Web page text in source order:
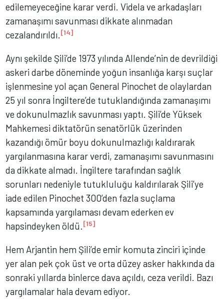
edilemeyeceğine karar verdi. Videla ve arkadaşları
zamanaşımı savunması dikkate alınmadan
cezalandırıldı.[14]
Aynı şekilde Şili’de 1973 yılında Allende’nin de devrildiği
askeri darbe döneminde yoğun insanlığa karşı suçlar
işlenmesine yol açan General Pinochet de olaylardan
25 yıl sonra İngiltere’de tutuklandığında zamanaşımı
ve dokunulmazlık savunması yaptı. Şili’de Yüksek
Mahkemesi diktatörün senatörlük üzerinden
kazandığı ömür boyu dokunulmazlığı kaldırarak
yargılanmasına karar verdi, zamanaşımı savunmasını
da dikkate almadı. İngiltere tarafından sağlık
sorunları nedeniyle tutukluluğu kaldırılarak Şili’ye
iade edilen Pinochet 300’den fazla suçlama
kapsamında yargılaması devam ederken ev
hapsindeyken öldü.[15]
Hem Arjantin hem Şili’de emir komuta zinciri içinde
yer alan pek çok üst ve orta düzey asker hakkında da
sonraki yıllarda binlerce dava açıldı, ceza verildi. Bazı
yargılamalar hala devam ediyor.